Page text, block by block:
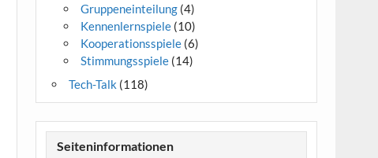
Gruppeneinteilung (4)
Kennenlernspiele (10)
Kooperationsspiele (6)
Stimmungsspiele (14)
Tech-Talk (118)
Seiteninformationen